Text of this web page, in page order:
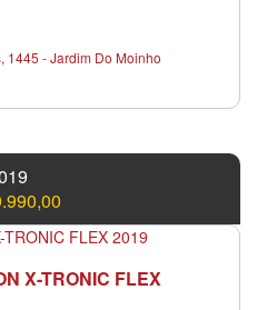
1445 - Jardim Do Moinho
X-TRONIC FLEX